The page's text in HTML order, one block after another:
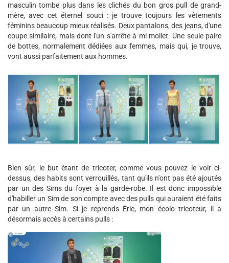
masculin tombe plus dans les clichés du bon gros pull de grand-
mère, avec cet éternel souci : je trouve toujours les vêtements
féminins beaucoup mieux réalisés. Deux pantalons, des jeans, d'une
coupe similaire, mais dont l'un s'arrête à mi mollet. Une seule paire
de bottes, normalement dédiées aux femmes, mais qui, je trouve,
vont aussi parfaitement aux hommes.
Bien sûr, le but étant de tricoter, comme vous pouvez le voir ci-
dessus, des habits sont verrouillés, tant qu'ils n'ont pas été ajoutés
par un des Sims du foyer à la garde-robe. Il est donc impossible
d'habiller un Sim de son compte avec des pulls qui auraient été faits
par un autre Sim. Si je reprends Éric, mon écolo tricoteur, il a
désormais accès à certains pulls :